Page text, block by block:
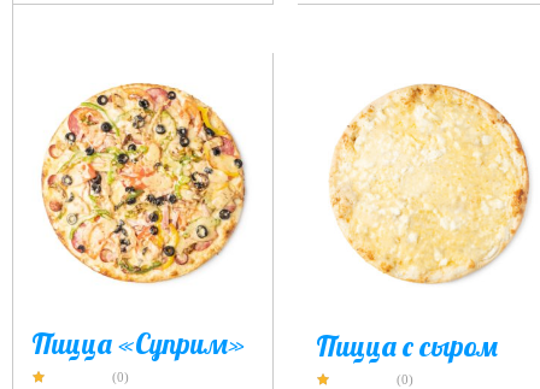
Пицца «Суприм»
(0)
Пицца с сыром
(0)